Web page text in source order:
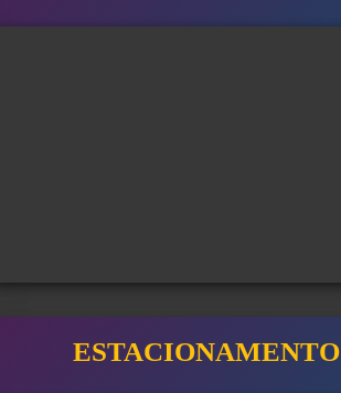
ESTACIONAMENTO